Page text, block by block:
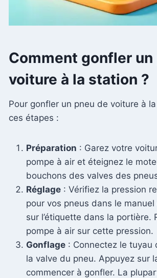
Comment gonfler un
voiture à la station ?
Pour gonfler un pneu de voiture à
ces étapes :
Préparation : Garez votre
pompe à air et éteignez le
bouchons des valves des
Réglage : Vérifiez la pression
pour vos pneus dans le
sur l’étiquette dans la portière.
pompe à air sur cette pression.
Gonflage : Connectez le tuyau
la valve du pneu. Appuyez sur
commencer à gonfler. La